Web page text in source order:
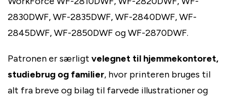
2830DWF, WF-2835DWF, WF-2840DWF, WF-
2845DWF, WF-2850DWF og WF-2870DWF.
Patronen er særligt velegnet til hjemmekontoret,
studiebrug og familier, hvor printeren bruges til
alt fra breve og bilag til farvede illustrationer og